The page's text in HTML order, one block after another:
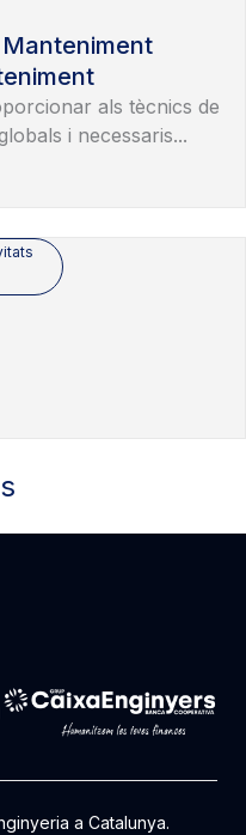
Manteniment
als tècnics de
i necessaris...
a Catalunya.